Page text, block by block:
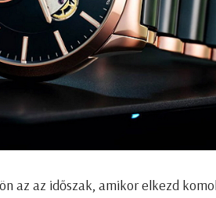
az az időszak, amikor elkezd